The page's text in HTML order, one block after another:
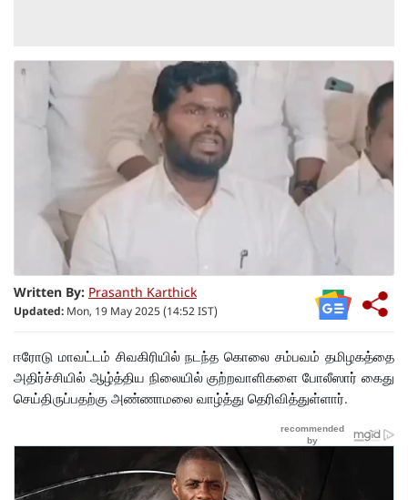
Written By: Prasanth Karthick
Updated: Mon, 19 May 2025 (14:52 IST)
ஈரோடு மாவட்டம் சிவகிரியில் நடந்த கொலை சம்பவம் தமிழகத்தை
அதிர்ச்சியில் ஆழ்த்திய நிலையில் குற்றவாளிகளை போலீஸார் கைது
செய்திருப்பதற்கு அண்ணாமலை வாழ்த்து தெரிவித்துள்ளார்.